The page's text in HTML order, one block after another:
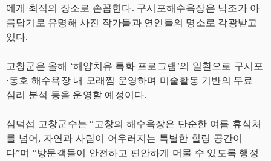
에게 최적의 장소로 손꼽힌다. 구시포해수욕장은 낙조가 아
름답기로 유명해 사진 작가들과 연인들의 명소로 각광받고
있다.
고창군은 올해 ‘해양치유 특화 프로그램’의 일환으로 구시포
·동호 해수욕장 내 모래찜 운영하며 미술활동 기반의 무료
심리 분석 등을 운영할 예정이다.
심덕섭 고창군수는 “고창의 해수욕장은 단순한 여름 휴식처
를 넘어, 자연과 사람이 어우러지는 특별한 힐링 공간이
다”며 “방문객들이 안전하고 편안하게 머물 수 있도록 행정